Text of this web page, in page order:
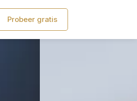
Probeer gratis